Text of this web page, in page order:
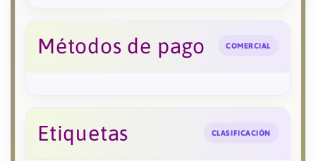
Métodos de pago COMERCIAL
Etiquetas CLASIFICACIÓN